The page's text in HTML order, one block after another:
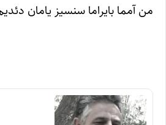
من آمما بایراما سنسیز یامان